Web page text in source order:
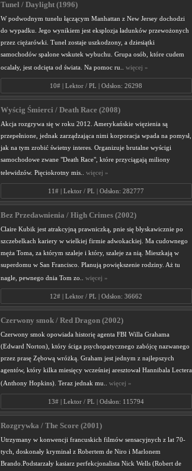
Tunel / Daylight (1996)
W podwodnym tunelu łączącym Manhattan z New Jersey dochodzi
do wypadku. Jego wynikiem jest eksplozja ładunków przewożonych
przez ciężarówki. Tunel zostaje uszkodzony, a dziesiątki
samochodów spalone wskutek wybuchu. Grupa osób, które cudem
ocalały, jest odcięta od świata. Na pomoc ru.. więcej »
10# | Lektor / PL | Odsłon: 26298
Wyścig Śmierci / Death Race (2008)
Akcja rozgrywa się w roku 2012. Amerykańskie więzienia są
przepełnione, jednak zarządzająca nimi korporacja wpada na pomysł,
jak na tym zrobić świetny interes. Organizuje brutalne wyścigi
samochodowe zwane "Death Race", które przyciągają miliony
telewidzów. Pięciokrotny mis.. więcej »
11# | Lektor / PL | Odsłon: 282777
Bez Przedawnienia / High Crimes (2002)
Claire Kubik jest atrakcyjną prawniczką, pnie się błyskawicznie po
szczebelkach kariery w wielkiej firmie adwokackiej. Ma cudownego
męża Toma, za którym szaleje i który, szaleje za nią. Mieszkają w
superdomu w San Francisco. Planują powiększenie rodziny. Aż tu
nagle, pewnego dnia Tom zo.. więcej »
12# | Lektor / PL | Odsłon: 36662
Czerwony smok / Red Dragon (2002)
Czerwony smok opowiada historię agenta FBI Willa Grahama
(Edward Norton), który ściga psychopatycznego zabójcę nazwanego
przez prasę Zębową wróżką. Graham jest jednym z najlepszych
agentów, który kilka miesięcy wcześniej aresztował Hannibala Lectera
(Anthony Hopkins). Teraz jednak mu.. więcej »
13# | Lektor / PL | Odsłon: 115794
Rozgrywka / The Score (2001)
Utrzymany w konwencji francuskich filmów sensacyjnych z lat 70-
tych, doskonały kryminał z Robertem de Niro i Marlonem
Brando.Podstarzały kasiarz perfekcjonalista Nick Wells (Robert de